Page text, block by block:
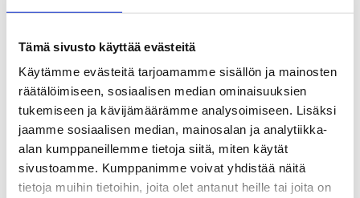
Tämä sivusto käyttää evästeitä
Käytämme evästeitä tarjoamamme sisällön ja mainosten
räätälöimiseen, sosiaalisen median ominaisuuksien
tukemiseen ja kävijämäärämme analysoimiseen. Lisäksi
jaamme sosiaalisen median, mainosalan ja analytiikka-
alan kumppaneillemme tietoja siitä, miten käytät
sivustoamme. Kumppanimme voivat yhdistää näitä
tietoja muihin tietoihin, joita olet antanut heille tai joita on